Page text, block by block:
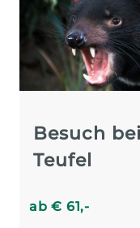
Besuch
Teufel
ab€ 61,-